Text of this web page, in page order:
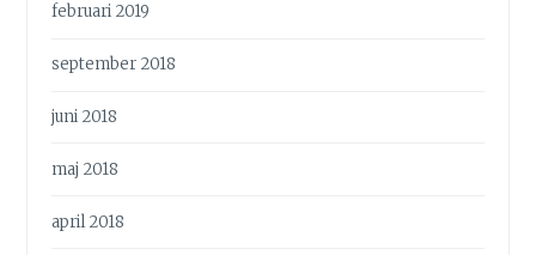
februari 2019
september 2018
juni 2018
maj 2018
april 2018